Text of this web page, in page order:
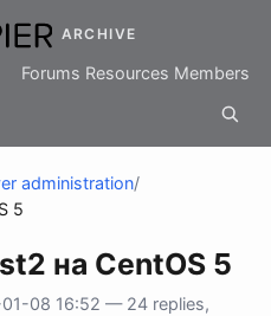
ARCHIVE
Forums Resources Members
administration/
5
на CentOS 5
08 16:52 — 24 replies,